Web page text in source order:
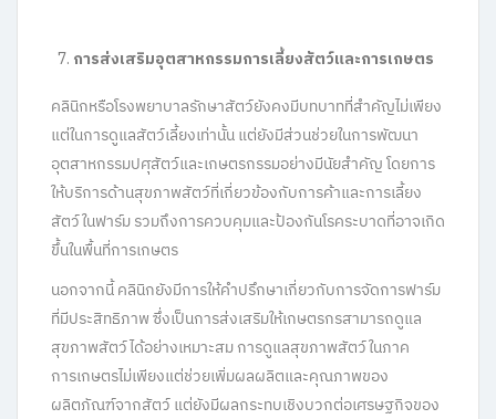
การส่งเสริมอุตสาหกรรมการเลี้ยงสัตว์และการเกษตร
คลินิกหรือโรงพยาบาลรักษาสัตว์ยังคงมีบทบาทที่สำคัญไม่เพียง
แต่ในการดูแลสัตว์เลี้ยงเท่านั้น แต่ยังมีส่วนช่วยในการพัฒนา
อุตสาหกรรมปศุสัตว์และเกษตรกรรมอย่างมีนัยสำคัญ โดยการ
ให้บริการด้านสุขภาพสัตว์ที่เกี่ยวข้องกับการค้าและการเลี้ยง
สัตว์ในฟาร์ม รวมถึงการควบคุมและป้องกันโรคระบาดที่อาจเกิด
ขึ้นในพื้นที่การเกษตร
นอกจากนี้ คลินิกยังมีการให้คำปรึกษาเกี่ยวกับการจัดการฟาร์ม
ที่มีประสิทธิภาพ ซึ่งเป็นการส่งเสริมให้เกษตรกรสามารถดูแล
สุขภาพสัตว์ได้อย่างเหมาะสม การดูแลสุขภาพสัตว์ในภาค
การเกษตรไม่เพียงแต่ช่วยเพิ่มผลผลิตและคุณภาพของ
ผลิตภัณฑ์จากสัตว์ แต่ยังมีผลกระทบเชิงบวกต่อเศรษฐกิจของ